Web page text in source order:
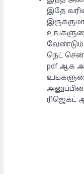
இதே
நெட்
pdf ஆக
ரிஜெக்ட்